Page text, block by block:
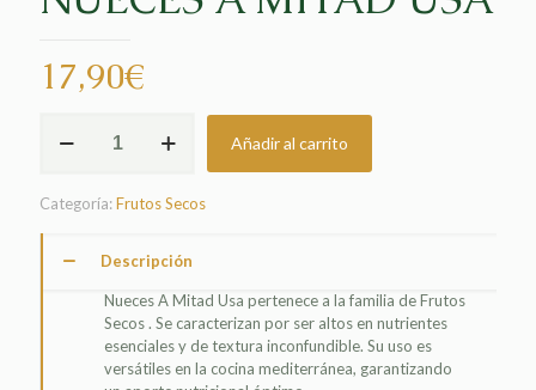
17,90€
cantidad
Añadir al carrito
Categoría:Frutos Secos
Descripción
Nueces A Mitad Usa pertenece a la familia de Frutos
Secos . Se caracterizan por ser altos en nutrientes
esenciales y de textura inconfundible. Su uso es
versátiles en la cocina mediterránea, garantizando